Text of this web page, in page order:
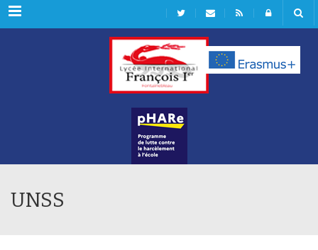
Rubriques
UNSS